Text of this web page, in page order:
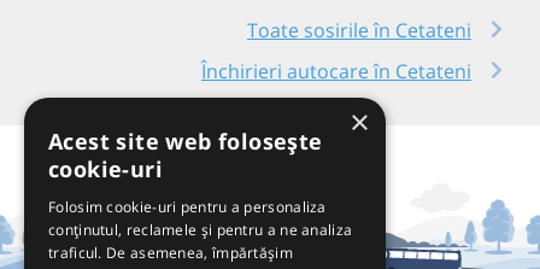
Toate sosirile în Cetateni
Închirieri autocare în Cetateni
×
Acest site web folosește
cookie-uri
Folosim cookie-uri pentru a personaliza
conținutul, reclamele și pentru a ne analiza
traficul. De asemenea, împărtășim